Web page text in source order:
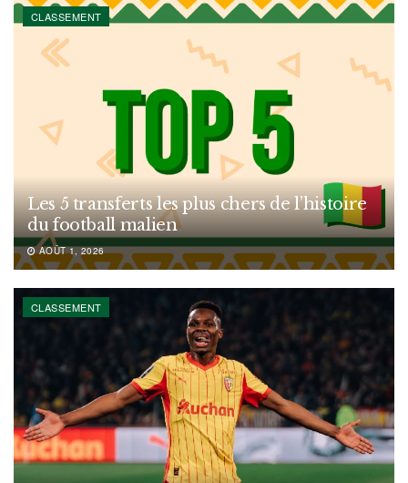
CLASSEMENT
Les 5 transferts les plus chers de l’histoire
du football malien
AOÛT 1, 2026
CLASSEMENT